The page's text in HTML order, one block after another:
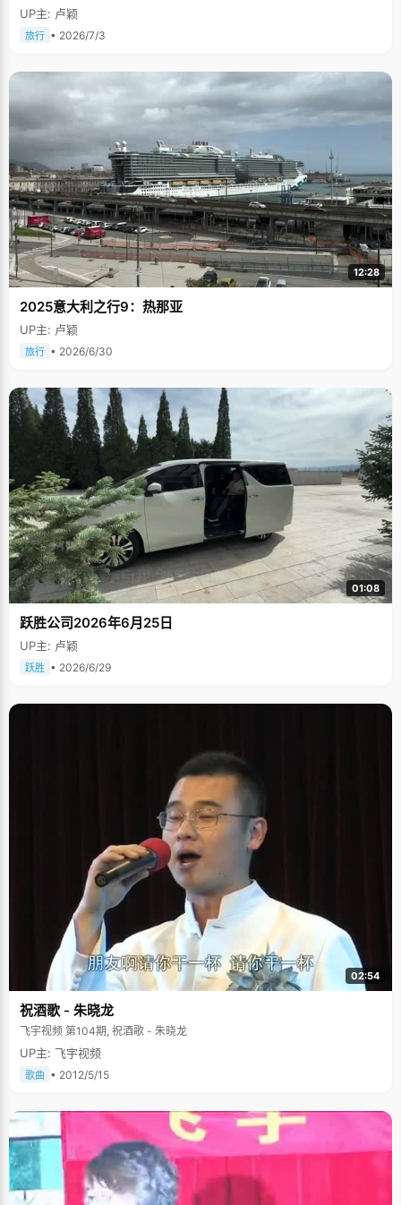
UP主: 卢颖
旅行 • 2026/7/3
12:28
2025意大利之行9：热那亚
UP主: 卢颖
旅行 • 2026/6/30
01:08
跃胜公司2026年6月25日
UP主: 卢颖
跃胜 • 2026/6/29
02:54
祝酒歌 - 朱晓龙
飞宇视频 第104期, 祝酒歌 - 朱晓龙
UP主: 飞宇视频
歌曲 • 2012/5/15